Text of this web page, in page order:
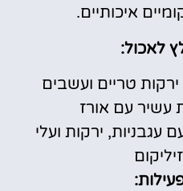
איכותיים.
לאכול:
טריים ועשבים
עשיר עם אורז
עגבניות, ירקות ועלי